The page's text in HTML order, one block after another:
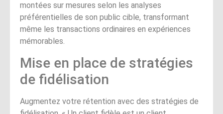
montées sur mesures selon les analyses
préférentielles de son public cible, transformant
même les transactions ordinaires en expériences
mémorables.
Mise en place de stratégies
de fidélisation
Augmentez votre rétention avec des stratégies de